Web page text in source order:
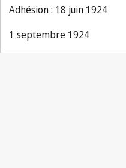
Adhésion : 18 juin 1924
1 septembre 1924